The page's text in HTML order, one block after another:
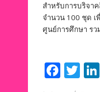
สำหรับการบริจา
จำนวน 100 ชุด เ
ศูนย์การศึกษา รว
F
ac
T